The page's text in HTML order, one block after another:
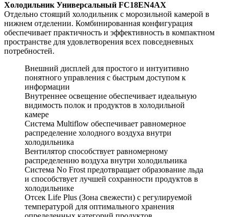
Холодильник Универсальный FC18EN4AX
Отдельно стоящий холодильник с морозильной камерой в
нижнем отделении. Комбинированная конфигурация
обеспечивает практичность и эффективность в компактном
пространстве для удовлетворения всех повседневных
потребностей.
Внешний дисплей для простого и интуитивно
понятного управления с быстрым доступом к
информации
Внутреннее освещение обеспечивает идеальную
видимость полок и продуктов в холодильной
камере
Система Multiflow обеспечивает равномерное
распределение холодного воздуха внутри
холодильника
Вентилятор способствует равномерному
распределению воздуха внутри холодильника
Система No Frost предотвращает образование льда
и способствует лучшей сохранности продуктов в
холодильнике
Отсек Life Plus (Зона свежести) с регулируемой
температурой для оптимального хранения